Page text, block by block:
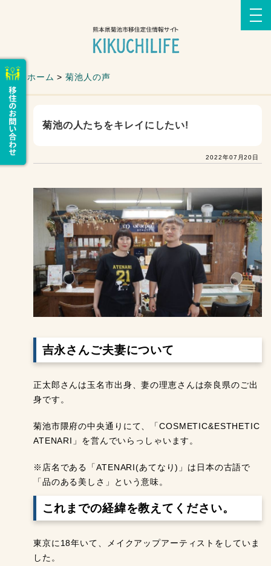
ホーム >菊池人の声
菊池の人たちをキレイにしたい!
2022年07月20日
吉永さんご夫妻について
正太郎さんは玉名市出身、妻の理恵さんは奈良県のご出
身です。
菊池市隈府の中央通りにて、「COSMETIC&ESTHETIC
ATENARI」を営んでいらっしゃいます。
※店名である「ATENARI(あてなり)」は日本の古語で
「品のある美しさ」という意味。
これまでの経緯を教えてください。
東京に18年いて、メイクアップアーティストをしていま
した。